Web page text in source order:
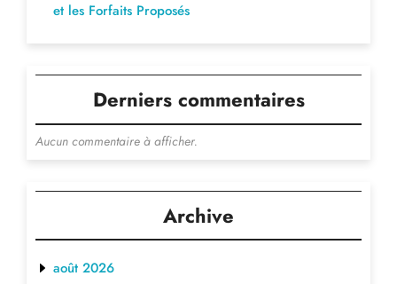
et les Forfaits Proposés
Derniers commentaires
Aucun commentaire à afficher.
Archive
août 2026